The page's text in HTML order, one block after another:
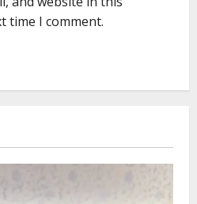
time I comment.